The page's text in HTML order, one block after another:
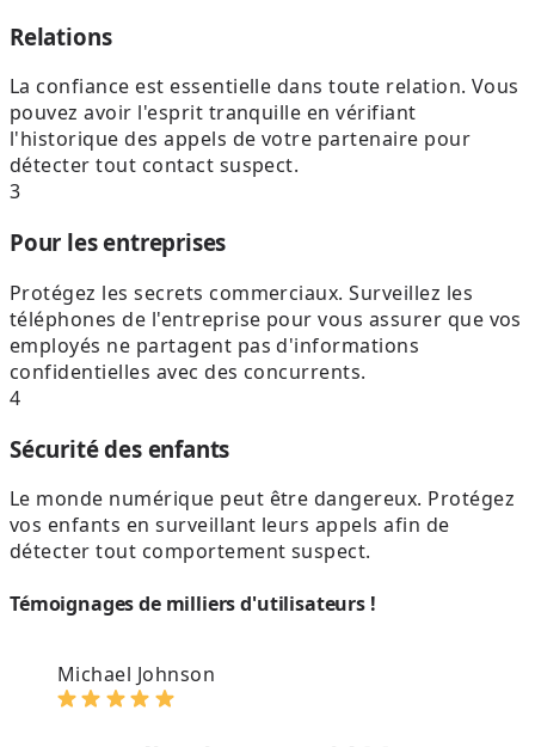
Relations
La confiance est essentielle dans toute relation. Vous
pouvez avoir l'esprit tranquille en vérifiant
l'historique des appels de votre partenaire pour
détecter tout contact suspect.
3
Pour les entreprises
Protégez les secrets commerciaux. Surveillez les
téléphones de l'entreprise pour vous assurer que vos
employés ne partagent pas d'informations
confidentielles avec des concurrents.
4
Sécurité des enfants
Le monde numérique peut être dangereux. Protégez
vos enfants en surveillant leurs appels afin de
détecter tout comportement suspect.
Témoignages de milliers d'utilisateurs !
Michael Johnson